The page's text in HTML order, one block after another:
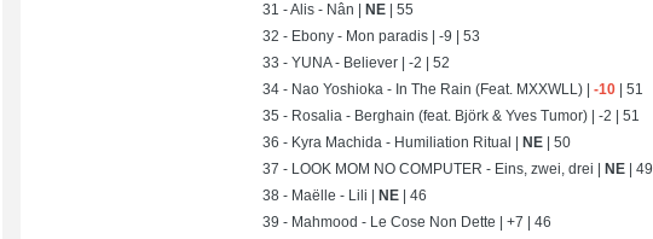
31 - Alis - Nân | NE
| 55
32 - Ebony - Mon paradis | -9 | 53
33 - YUNA - Believer | -2 | 52
34 - Nao Yoshioka - In The Rain (Feat. MXXWLL) | -10 | 51
35 - Rosalia - Berghain (feat. Björk & Yves Tumor) | -2 | 51
36 - Kyra Machida - Humiliation Ritual |
NE
| 50
37 - LOOK MOM NO COMPUTER - Eins, zwei, drei |
NE
| 49
38 - Maëlle - Lili |
NE
| 46
39 - Mahmood - Le Cose Non Dette | +7 | 46